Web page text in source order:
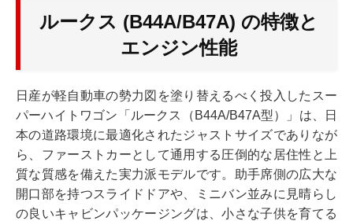
ルークス (B44A/B47A) の特徴と
エンジン性能
日産が軽自動車の勢力図を塗り替えるべく投入したスー
パーハイトワゴン「ルークス（B44A/B47A型）」は、日
本の道路環境に最適化されたジャストサイズでありなが
ら、ファーストカーとして通用する圧倒的な居住性と上
質な質感を備えた実力派モデルです。助手席側の広大な
開口部を持つスライドドアや、ミニバン並みに見晴らし
の良いキャビンパッケージングは、小さな子供を育てる